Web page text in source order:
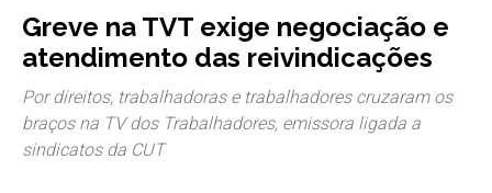
Greve na TVT exige negociação e
atendimento das reivindicações
Por direitos, trabalhadoras e trabalhadores cruzaram os
braços na TV dos Trabalhadores, emissora ligada a
sindicatos da CUT